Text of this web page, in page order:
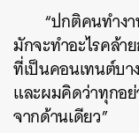
“ปกติคนทำง
มักจะทำอะไรคล้
ที่เป็นคอนเทนต์บา
และผมคิดว่าทุกอ
จากด้านเดียว”